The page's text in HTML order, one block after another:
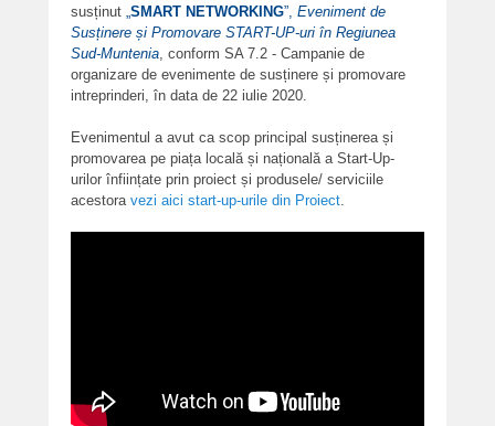
susținut SMART NETWORKING”, Eveniment de
Susținere și Promovare START-UP-uri în Regiunea
Sud-Muntenia , conform SA 7.2 - Campanie de
organizare de evenimente de susținere și promovare
intreprinderi, în data de 22 iulie 2020.
Evenimentul a avut ca scop principal susținerea și
promovarea pe piața locală și națională a Start-Up-
urilor înființate prin proiect și produsele/ serviciile
acestora vezi aici start-up-urile din Proiect